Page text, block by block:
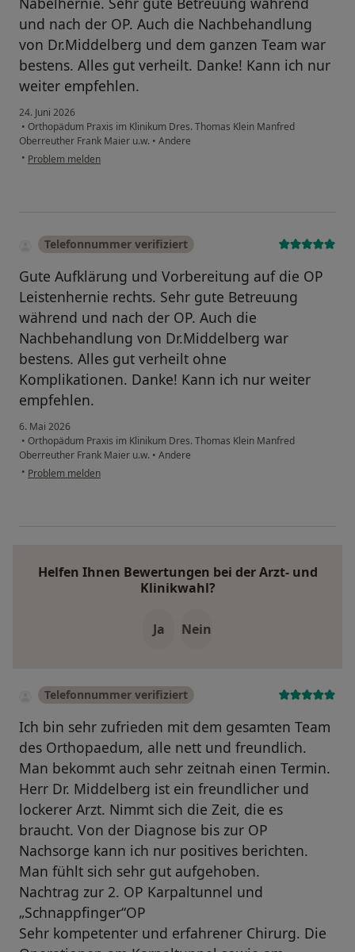
und nach der OP. Auch die Nachbehandlung
von Dr.Middelberg und dem ganzen Team war
bestens. Alles gut verheilt. Danke! Kann ich nur
weiter empfehlen.
24. Juni 2026
• Orthopädum Praxis im Klinikum Dres. Thomas Klein Manfred
Oberreuther Frank Maier u.w. • Andere
• Problem melden
Telefonnummer verifiziert
Gute Aufklärung und Vorbereitung auf die OP
Leistenhernie rechts. Sehr gute Betreuung
während und nach der OP. Auch die
Nachbehandlung von Dr.Middelberg war
bestens. Alles gut verheilt ohne
Komplikationen. Danke! Kann ich nur weiter
empfehlen.
6. Mai 2026
• Orthopädum Praxis im Klinikum Dres. Thomas Klein Manfred
Oberreuther Frank Maier u.w. • Andere
• Problem melden
Helfen Ihnen Bewertungen bei der Arzt- und
Klinikwahl?
Ja Nein
Telefonnummer verifiziert
Ich bin sehr zufrieden mit dem gesamten Team
des Orthopaedum, alle nett und freundlich.
Man bekommt auch sehr zeitnah einen Termin.
Herr Dr. Middelberg ist ein freundlicher und
lockerer Arzt. Nimmt sich die Zeit, die es
braucht. Von der Diagnose bis zur OP
Nachsorge kann ich nur positives berichten.
Man fühlt sich sehr gut aufgehoben.
Nachtrag zur 2. OP Karpaltunnel und
„Schnappfinger“OP
Sehr kompetenter und erfahrener Chirurg. Die